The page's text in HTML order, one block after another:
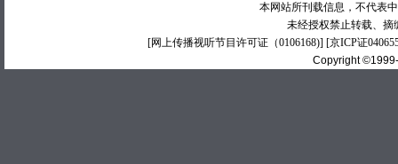
本网站所刊载信息，不代表
未经授权禁止转载、摘
[网上传播视听节目许可证（0106168)] [京ICP证
Copyright